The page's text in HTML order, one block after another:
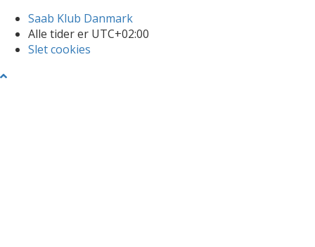
Saab Klub Danmark
Alle tider er UTC+02:00
Slet cookies